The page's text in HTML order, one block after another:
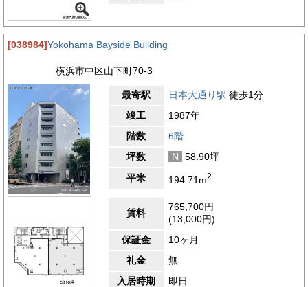
[038984]Yokohama Bayside Building
横浜市中区山下町70-3
最寄駅 日本大通り駅 徒歩1分
竣工
1987年
階数
6階
坪数
N
58.90坪
平米
194.71m2
賃料
765,700円
(13,000円)
保証金
10ヶ月
礼金
無
入居時期
即日